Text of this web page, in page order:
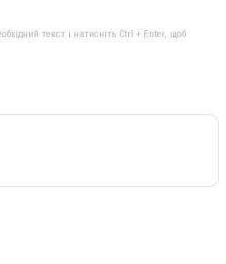
текст і натисніть Ctrl + Enter, щоб